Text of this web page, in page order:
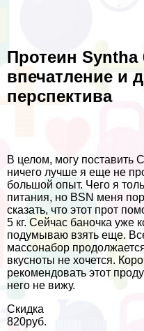
Протеин Syntha
впечатление и
перспектива
В целом, могу поставить
ничего лучше я еще не
большой опыт. Чего я
питания, но BSN меня
сказать, что этот прот
5 кг. Сейчас баночка уже
подумываю взять еще.
массонабор
вкусноты не хочется.
рекомендовать этот
него не вижу.
Скидка
820руб.